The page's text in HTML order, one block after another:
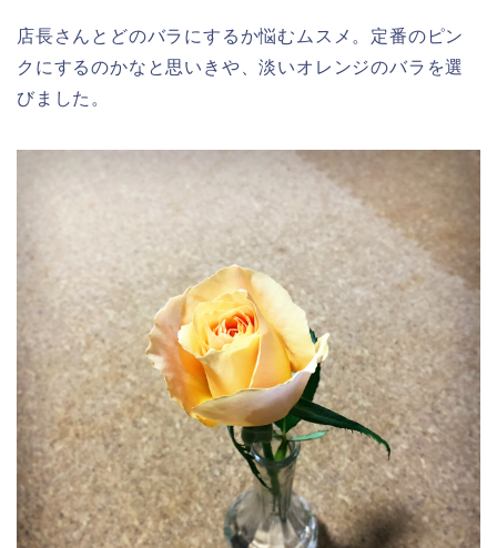
店長さんとどのバラにするか悩むムスメ。定番のピン
クにするのかなと思いきや、淡いオレンジのバラを選
びました。